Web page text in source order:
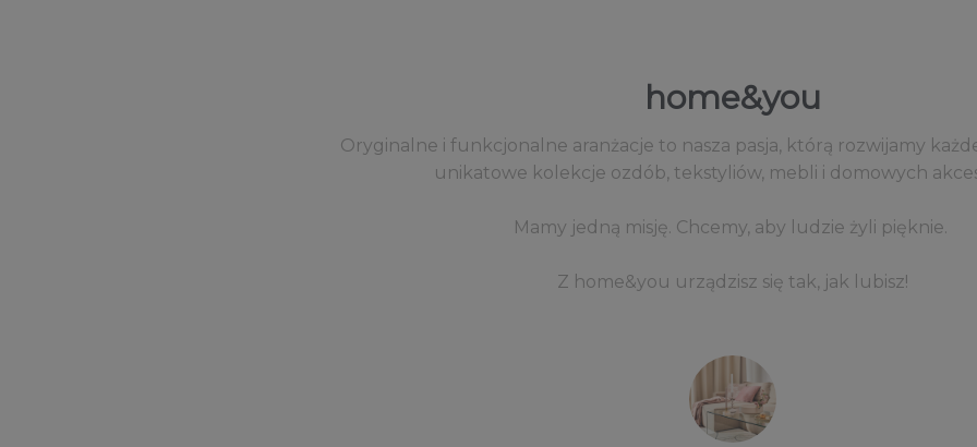
home&you
Oryginalne i funkcjonalne aranżacje to nasza pasja, którą rozwijamy
unikatowe kolekcje ozdób, tekstyliów, mebli i domowych
​Mamy jedną misję. Chcemy, aby ludzie żyli pięknie.
Z home&you urządzisz się tak, jak lubisz!